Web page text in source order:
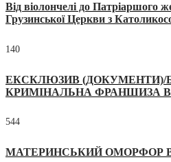
Від віолончелі до Патріаршого
Грузинської Церкви з
140
ЕКСКЛЮЗИВ (ДОКУМЕНТИ)/
КРИМІНАЛЬНА ФРАНШИЗА
544
МАТЕРИНСЬКИЙ ОМОРФОР В